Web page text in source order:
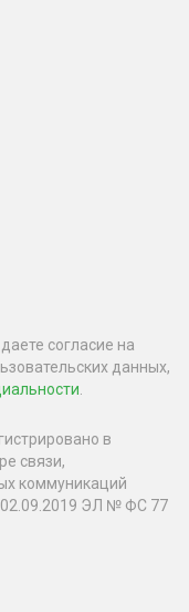
согласие на
данных,
в
связи,
коммуникаций
02.09.2019 ЭЛ № ФС 77